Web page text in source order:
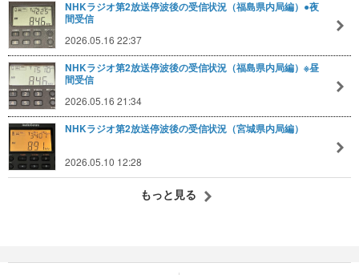
NHKラジオ第2放送停波後の受信状況（福島県内局編）●夜
間受信
2026.05.16 22:37
NHKラジオ第2放送停波後の受信状況（福島県内局編）※昼
間受信
2026.05.16 21:34
NHKラジオ第2放送停波後の受信状況（宮城県内局編）
2026.05.10 12:28
もっと見る